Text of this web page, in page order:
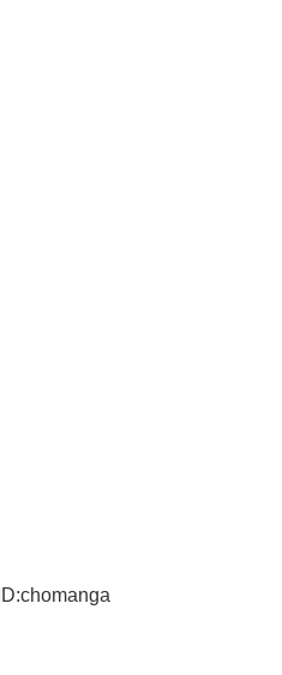
ID:chomanga